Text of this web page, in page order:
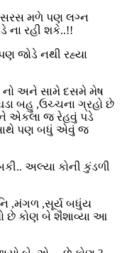
સરસ મળે પણ લગ્ન
રહી શકે..!!
જોડે નથી રહ્યા
નો અને સામે દસમે મેષ
બહુ ,ઉચ્ચના ગ્રહો છે
ને એકલા જ રેહવું પડે
પણ બધું એવું જ
અલ્યા કોની કુંડળી
,મંગળ ,સૂર્ય બધુંય
છે કોણ બે શૈશાવ્યા આ